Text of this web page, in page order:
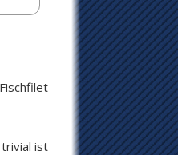
trivial ist